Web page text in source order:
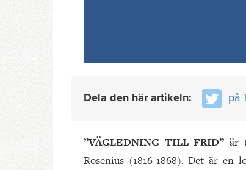
Dela den här artikeln: på
”VÄGLEDNING TILL FRID”är
Rosenius (1816-1868). Det är en